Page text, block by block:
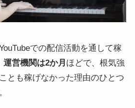
での配信活動を通して稼
運営機関は2か月 ほどで、根気強
とも稼げなかった理由のひとつ